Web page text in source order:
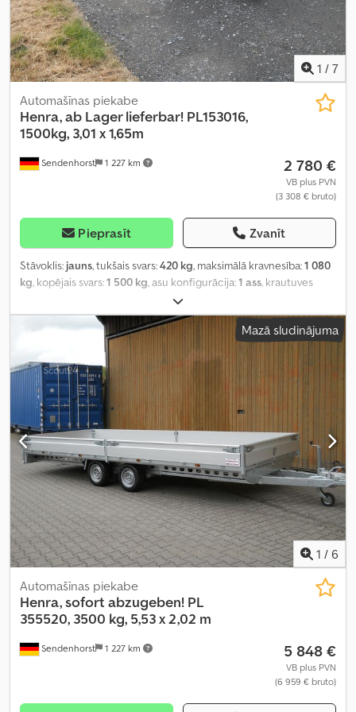
1 / 7
Sendenhorst 1 227 km
Automašīnas piekabe
Henra, ab Lager lieferbar! PL153016,
1500kg, 3,01 x 1,65m
2 780 €
VB plus PVN
(3 308 € bruto)
Pieprasīt Zvanīt
Stāvoklis: jauns, tukšais svars:420 kg, maksimālā kravnesība:1 080
kg, kopējais svars:1 500 kg, asu konfigurācija:1 ass, krautuves
, iekraušanas vietas platums:
iekraušanas telpas augstums:300 mm, riepas izmērs:185/60 R12C,
klīrenss:650 mm, Ražošanas gads:
, Aprīkojums:
augšupielādētājs,
Mazā sludinājuma
1 / 6
Sendenhorst 1 227 km
Automašīnas piekabe
Henra, sofort abzugeben! PL
355520, 3500 kg, 5,53 x 2,02 m
5 848 €
VB plus PVN
(6 959 € bruto)